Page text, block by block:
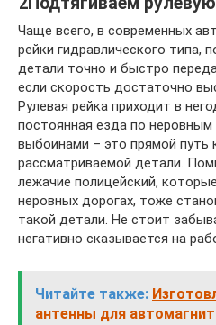
Чаще всего, в современных
рейки гидравлического типа,
детали точно и быстро
если скорость достаточно
Рулевая рейка приходит в
постоянная езда по
выбоинами – это прямой путь
рассматриваемой детали.
лежачие полицейский,
неровных дорогах, тоже
такой детали. Не стоит
негативно сказывается на
Читайте также:
антенны для